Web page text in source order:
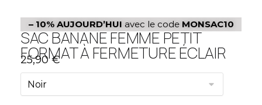
– 10% AUJOURD’HUI avec le code MONSAC10
SAC BANANE FEMME PETIT
FORMAT À FERMETURE ÉCLAIR
25,90€